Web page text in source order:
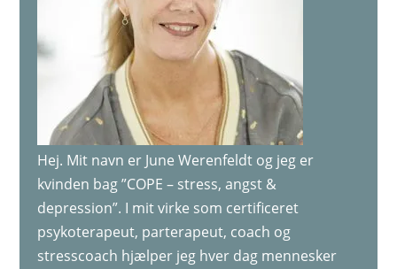
Hej. Mit navn er June Werenfeldt og jeg er
kvinden bag ”COPE – stress, angst &
depression”. I mit virke som certificeret
psykoterapeut, parterapeut, coach og
stresscoach hjælper jeg hver dag mennesker